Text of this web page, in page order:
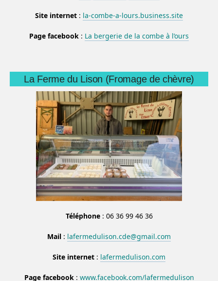
Site internet : la-combe-a-lours.business.site
Page facebook : La bergerie de la combe à l’ours
La Ferme du Lison (Fromage de chèvre)
Téléphone: 06 36 99 46 36
Mail : lafermedulison.cde@gmail.com
Site internet : lafermedulison.com
Page facebook: www.facebook.com/lafermedulison